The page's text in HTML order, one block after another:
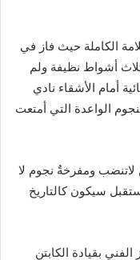
الكاملة حيث فاز في
ثلاث أشواط نظيفة ولم
أمام الأشقاء نادي
الواعدة التي أمتعت
لاتنضب ومفرخةٌ نجوم لا
سيكون كالتاريخ
بقيادة الكابتن